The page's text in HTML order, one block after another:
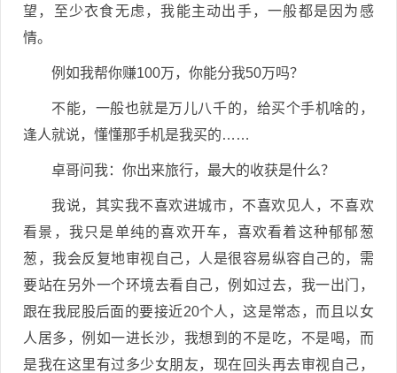
望，至少衣食无虑，我能主动出手，一般都是因为感
情。
例如我帮你赚100万，你能分我50万吗？
不能，一般也就是万儿八千的，给买个手机啥的，
逢人就说，懂懂那手机是我买的……
卓哥问我：你出来旅行，最大的收获是什么？
我说，其实我不喜欢进城市，不喜欢见人，不喜欢
看景，我只是单纯的喜欢开车，喜欢看着这种郁郁葱
葱，我会反复地审视自己，人是很容易纵容自己的，需
要站在另外一个环境去看自己，例如过去，我一出门，
跟在我屁股后面的要接近20个人，这是常态，而且以女
人居多，例如一进长沙，我想到的不是吃，不是喝，而
是我在这里有过多少女朋友，现在回头再去审视自己，